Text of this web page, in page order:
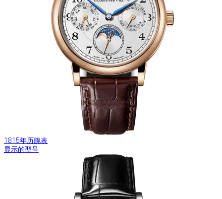
1815年历腕表
显示的型号